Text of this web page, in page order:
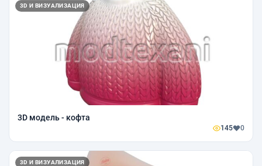
3D И ВИЗУАЛИЗАЦИЯ
3D модель - кофта
145 0
3D И ВИЗУАЛИЗАЦИЯ